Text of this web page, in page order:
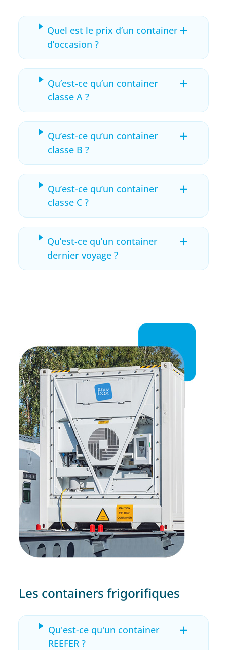
Quel est le prix d’un container
d’occasion ?
+
Qu’est-ce qu’un container
classe A ?
+
Qu’est-ce qu’un container
classe B ?
+
Qu’est-ce qu’un container
classe C ?
+
Qu’est-ce qu’un container
dernier voyage ?
+
Les containers frigorifiques
Qu'est-ce qu'un container
REEFER ?
+